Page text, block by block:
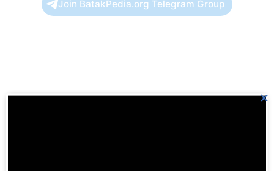
Join BatakPedia.org Telegram Group
×